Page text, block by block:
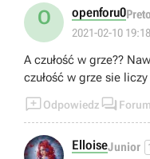
O openforu0
2021-02-10 19:18
A czułość w grze?? Nawet jak ma ustawione raw input, to
czułość w grze sie liczy
Odpowiedz  Forum
ElloiseJunior 1